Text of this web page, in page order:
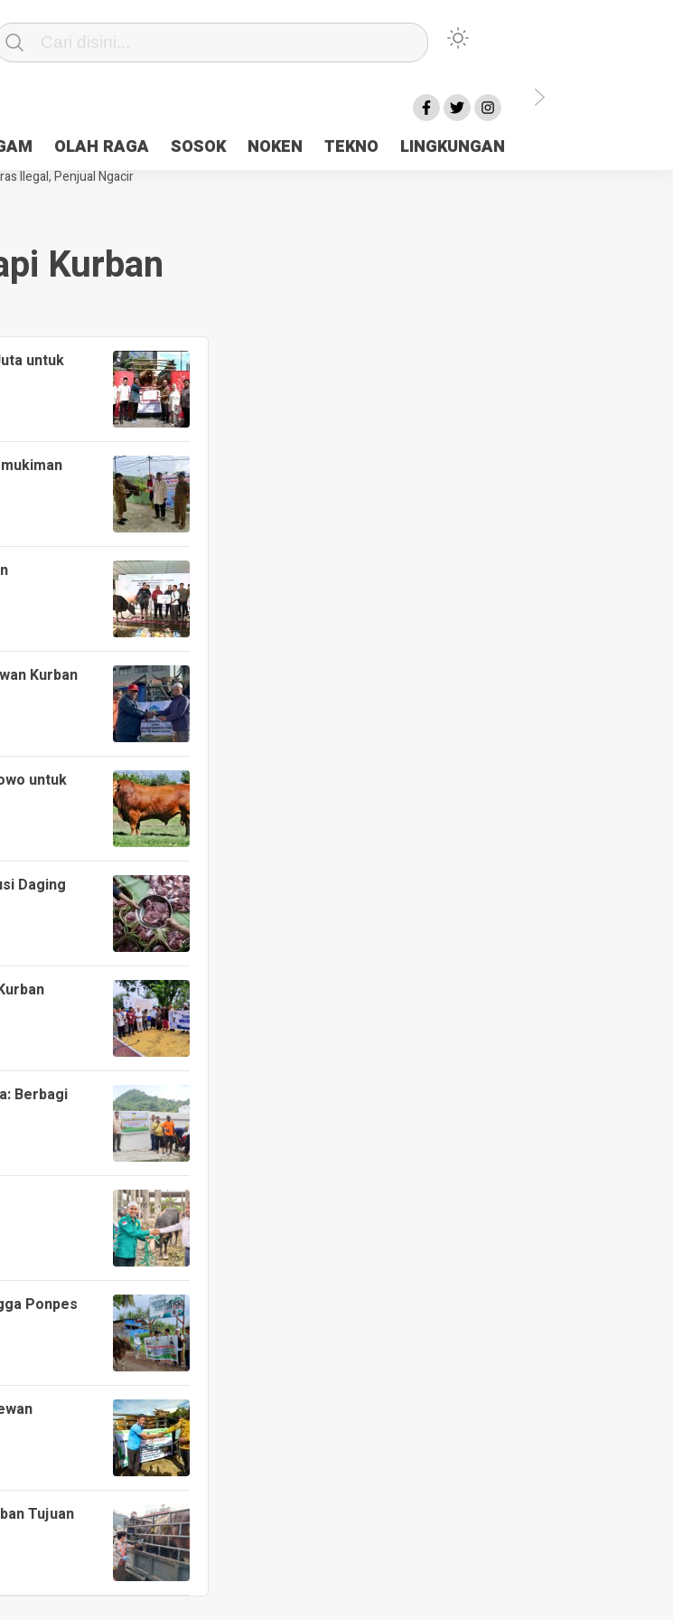
OLAH RAGA SOSOK NOKEN TEKNO LINGKUNGAN
Pesan Sejuk Polri di Deklarasi Pemilu Ceria Tanah Papua
Pilkada Jayapura Cair 10 Persen, Deposit Kas Daerah Rp23 Miliar Disorot
Ilegal, Penjual Ngacir
Kurban
untuk
Kurban
untuk
Daging
Berbagi
Ponpes
Tujuan